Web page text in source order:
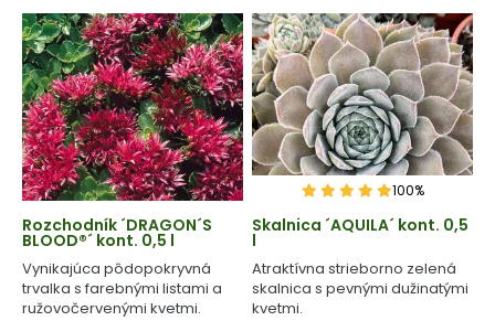
Rozchodník ´DRAGON´S
BLOOD®´ kont. 0,5 l
Vynikajúca pôdopokryvná
trvalka s farebnými listami a
ružovočervenými kvetmi.
100%
Skalnica ´AQUILA´ kont. 0,5
l
Atraktívna strieborno zelená
skalnica s pevnými dužinatými
kvetmi.